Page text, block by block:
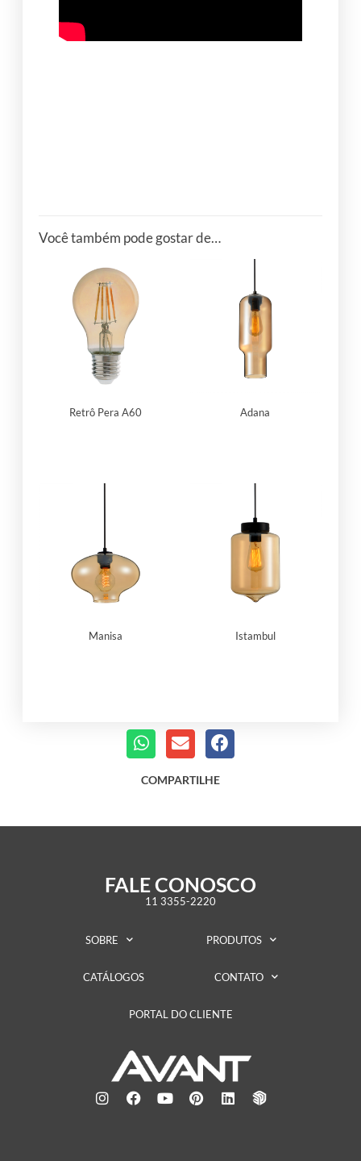
Você também pode gostar de…
Retrô Pera A60 Adana
Manisa Istambul
COMPARTILHE
FALE CONOSCO
11 3355-2220
SOBRE PRODUTOS
CATÁLOGOS CONTATO
PORTAL DO CLIENTE